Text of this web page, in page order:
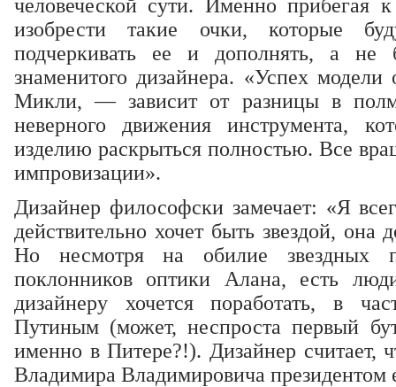
человеческой сути. Именно прибегая
изобрести такие очки, которые
подчеркивать ее и дополнять, а не
знаменитого дизайнера. «Успех
Микли, — зависит от разницы в
неверного движения инструмента,
изделию раскрыться полностью. Все
импровизации».
Дизайнер философски замечает: «Я
действительно хочет быть звездой,
Но несмотря на обилие звездных
поклонников оптики Алана, есть
дизайнеру хочется поработать, в
Путиным (может, неспроста первый
именно в Питере?!). Дизайнер считает,
Владимира Владимировича президентом